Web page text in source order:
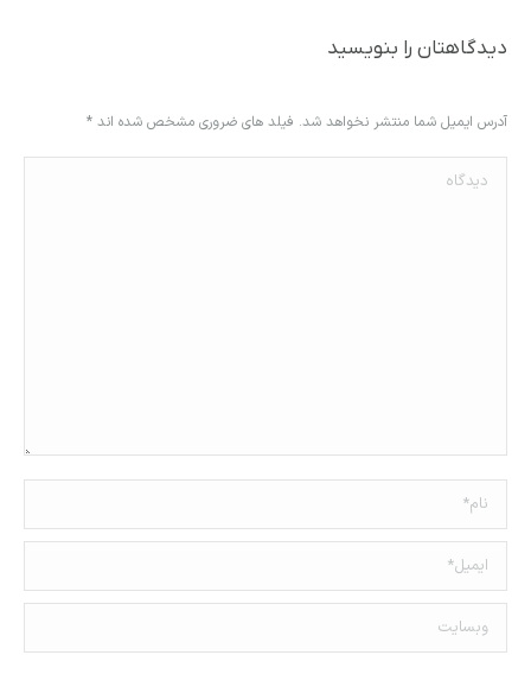
دیدگاهتان را بنویسید
آدرس ایمیل شما منتشر نخواهد شد. فیلد های ضروری مشخص شده اند *
دیدگاه
نام *
ایمیل *
وبسایت